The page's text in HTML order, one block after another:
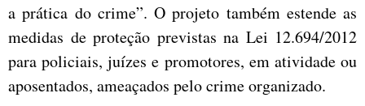
a prática do crime”. O projeto também estende as
medidas de proteção previstas na Lei 12.694/2012
para policiais, juízes e promotores, em atividade ou
aposentados, ameaçados pelo crime organizado.